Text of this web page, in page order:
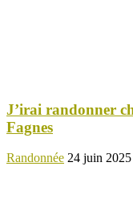
J’irai randonner
Fagnes
Randonnée 24 juin 2025